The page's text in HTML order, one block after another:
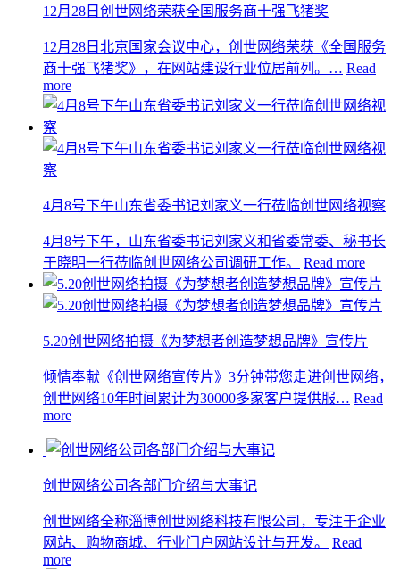
12月28日创世网络荣获全国服务商十强飞猪奖
12月28日北京国家会议中心，创世网络荣获《全国服务
商十强飞猪奖》，在网站建设行业位居前列。… Read
more
4月8号下午山东省委书记刘家义一行莅临创世网络视察
4月8号下午，山东省委书记刘家义和省委常委、秘书长
于晓明一行莅临创世网络公司调研工作。
Read more
5.20创世网络拍摄《为梦想者创造梦想品牌》宣传片
倾情奉献《创世网络宣传片》3分钟带您走进创世网络，
创世网络10年时间累计为30000多家客户提供服… Read
more
创世网络公司各部门介绍与大事记
创世网络全称淄博创世网络科技有限公司，专注于企业
网站、购物商城、行业门户网站设计与开发。
Read
more